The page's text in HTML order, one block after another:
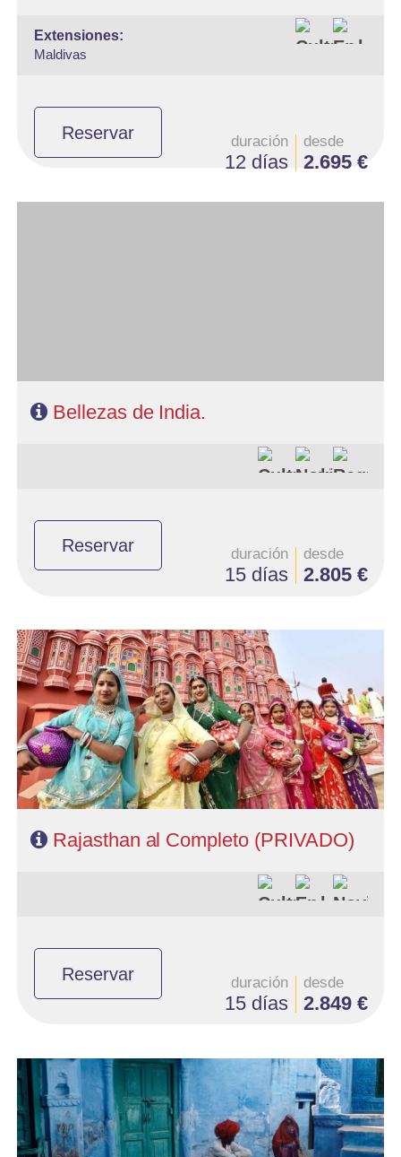
extensiones:
Maldivas
Reservar duración
12 días
desde
2.695 €
Bellezas de India.
Reservar duración
15 días
desde
2.805 €
- Salidas: Diarias en privado
- Ruta: 3 noches Delhi, 1 Mandawa, 1 Bikaner, 2 Jaisalmer, 1
Jodhpur, 2 Udaipur, 2 Jaipur, 1 Agra
- Categoría hotelera: PRIMERA, PRIMERA SUP
- Régimen: Media Pensión
- A destacar: Se necesita Visado.
Rajasthan al Completo (PRIVADO)
Reservar duración
15 días
desde
2.849 €
- Salidas: Diarias en privado
- Ruta: 1 noche en Delhi, 2 noches en Udaipur, 1 noche en Jodhpur,
2 noches en Jaipur, 2 noches en Agra, 1 noche en Orchha, 1 noche
en Khajuraho, 2 noches en Varanasi, 1 noche en Delhi
- Categoría hotelera: Estándar, Primera y Superior
- Régimen: Media Pensión (13 desayunos y 12 cenas)